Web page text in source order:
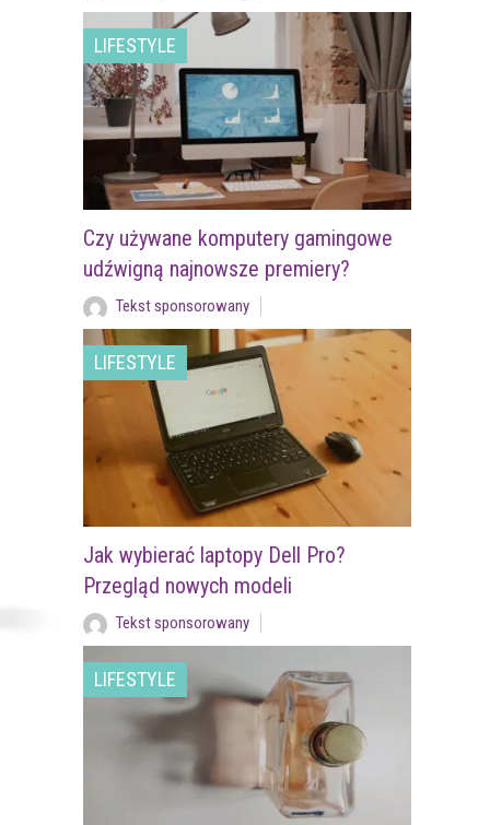
LIFESTYLE
Czy używane komputery gamingowe
udźwigną najnowsze premiery?
Tekst sponsorowany
LIFESTYLE
Jak wybierać laptopy Dell Pro?
Przegląd nowych modeli
Tekst sponsorowany
LIFESTYLE